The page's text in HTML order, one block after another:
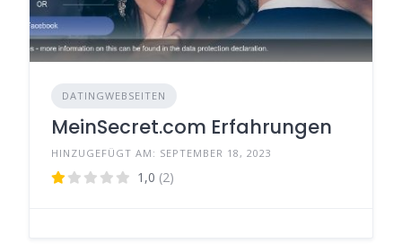
DATINGWEBSEITEN
MeinSecret.com Erfahrungen
HINZUGEFÜGT AM: SEPTEMBER 18, 2023
1,0 (2)